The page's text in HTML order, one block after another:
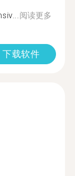
阅读更多
下载软件